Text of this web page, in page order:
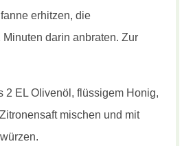
erhitzen, die
Minuten darin anbraten. Zur
2 EL Olivenöl, flüssigem Honig,
mischen und mit